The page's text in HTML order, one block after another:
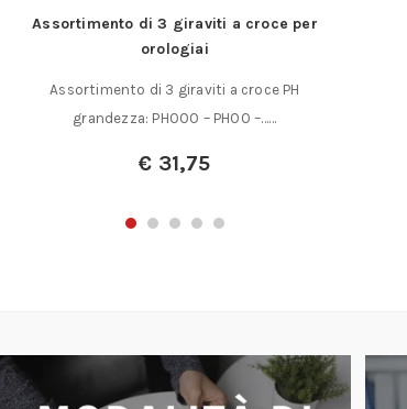
Assortimento di 3 giraviti a croce per
orologiai
Assortimento di 3 giraviti a croce PH
grandezza: PH000 – PH00 –……
€ 31,75